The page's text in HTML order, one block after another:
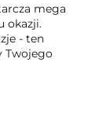
mega
okazji.
- ten
Twojego